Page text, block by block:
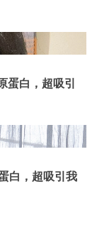
蛋白，超吸引
白，超吸引我